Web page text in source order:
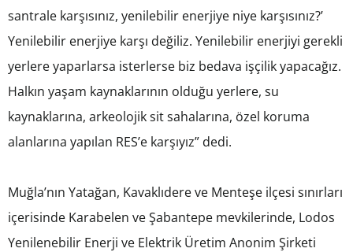
santrale karşısınız, yenilebilir enerjiye niye karşısınız?’
Yenilebilir enerjiye karşı değiliz. Yenilebilir enerjiyi gerekli
yerlere yaparlarsa isterlerse biz bedava işçilik yapacağız.
Halkın yaşam kaynaklarının olduğu yerlere, su
kaynaklarına, arkeolojik sit sahalarına, özel koruma
alanlarına yapılan RES’e karşıyız” dedi.
Muğla’nın Yatağan, Kavaklıdere ve Menteşe ilçesi sınırları
içerisinde Karabelen ve Şabantepe mevkilerinde, Lodos
Yenilenebilir Enerji ve Elektrik Üretim Anonim Şirketi